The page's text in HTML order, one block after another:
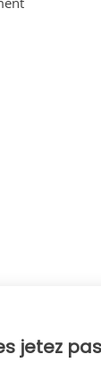
jetez